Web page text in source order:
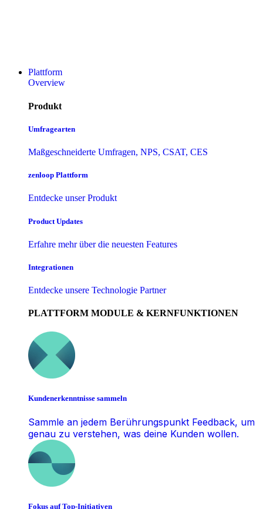
Plattform
Overview
Produkt
Umfragearten
Maßgeschneiderte Umfragen, NPS, CSAT, CES
zenloop Plattform
Entdecke unser Produkt
Product Updates
Erfahre mehr über die neuesten Features
Integrationen
Entdecke unsere Technologie Partner
PLATTFORM MODULE & KERNFUNKTIONEN
Kundenerkenntnisse sammeln
Sammle an jedem Berührungspunkt Feedback, um
genau zu verstehen, was deine Kunden wollen.
Fokus auf Top-Initiativen